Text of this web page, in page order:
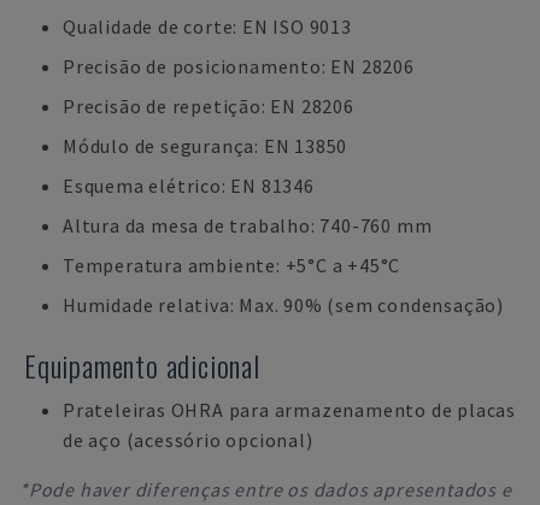
Qualidade de corte: EN ISO 9013
Precisão de posicionamento: EN 28206
Precisão de repetição: EN 28206
Módulo de segurança: EN 13850
Esquema elétrico: EN 81346
Altura da mesa de trabalho: 740-760 mm
Temperatura ambiente: +5°C a +45°C
Humidade relativa: Max. 90% (sem condensação)
Equipamento adicional
Prateleiras OHRA para armazenamento de placas
de aço (acessório opcional)
*Pode haver diferenças entre os dados apresentados e